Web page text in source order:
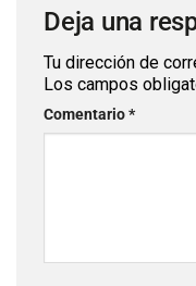
Deja una
Tu dirección de
Los campos
Comentario*